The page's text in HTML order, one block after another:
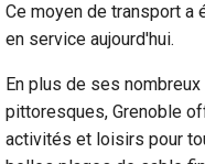
Ce moyen de transport a
en service aujourd'hui.
En plus de ses
pittoresques, Grenoble
activités et loisirs pour